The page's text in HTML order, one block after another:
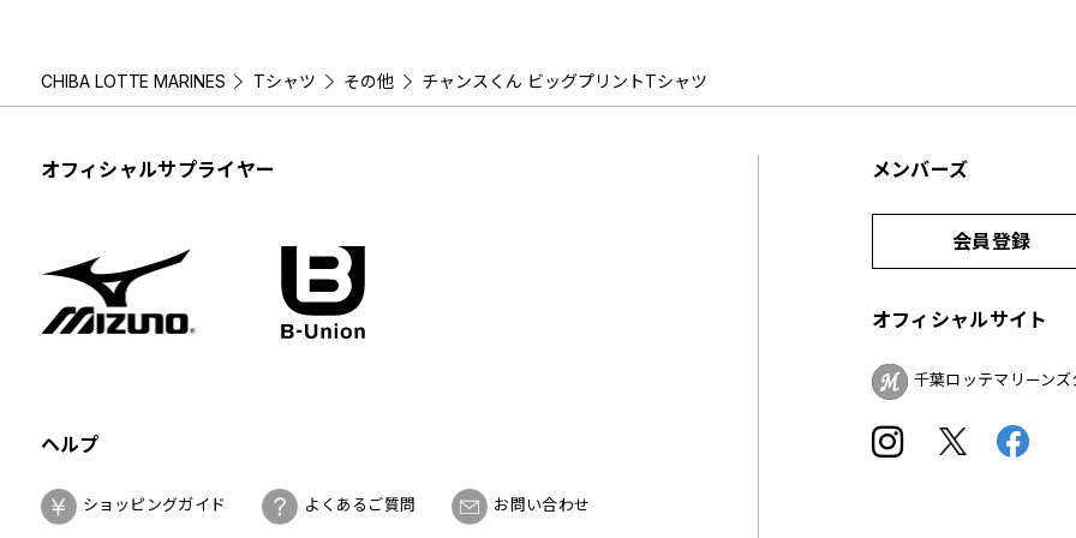
CHIBA LOTTE MARINES Tシャツ その他 チャンスくん ビッグプリントTシャツ
オフィシャルサプライヤー
ヘルプ
ショッピングガイド よくあるご質問 お問い合わせ
メンバーズ
会員登録
オフィシャルサイト
千葉ロッテマリーンズ